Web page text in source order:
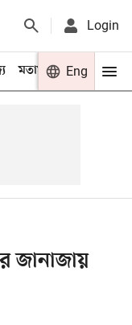
Login
মতামত খেলা
Eng
জানাজায়